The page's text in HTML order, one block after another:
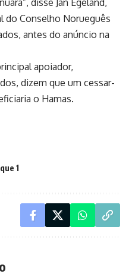
disse Jan Egeland,
do Conselho Norueguês
antes do anúncio na
apoiador,
dizem que um cessar-
o Hamas.
1